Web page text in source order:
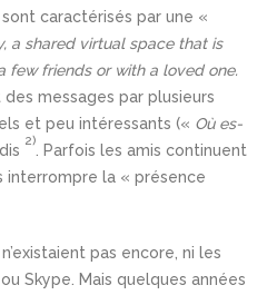
caractérisés par une «
a shared virtual space that is
few friends or with a loved one.
messages par plusieurs
et peu intéressants (« Où es-
2)
. Parfois les amis continuent
interrompre la « présence
pas encore, ni les
Skype. Mais quelques années